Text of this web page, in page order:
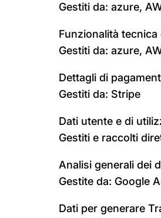
Gestiti da: azure,
Funzionalità
Gestiti da: azure,
Dettagli di
Gestiti da: Stripe
Dati utente e di
Gestiti e raccolti
Analisi generali dei
Gestite da: Google
Dati per generare